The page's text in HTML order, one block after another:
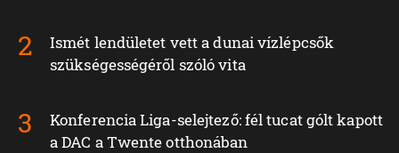
Ismét lendületet vett a dunai vízlépcsők
szükségességéről szóló vita
Konferencia Liga-selejtező: fél tucat gólt kapott
a DAC a Twente otthonában